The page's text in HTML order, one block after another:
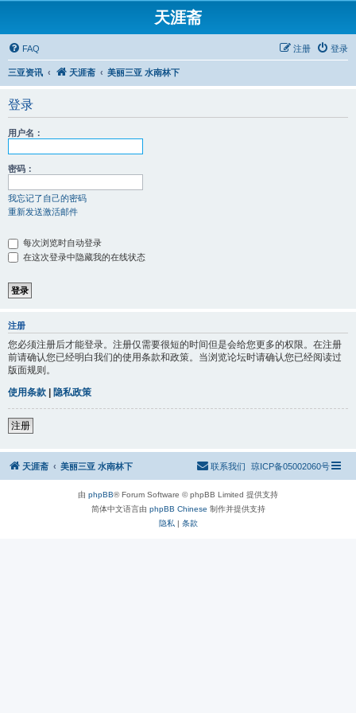
天涯斋
FAQ 登录
注册
三亚资讯 天涯斋 美丽三亚 水南林下
登录
用户名：
密码：
我忘记了自己的密码
重新发送激活邮件
每次浏览时自动登录
在这次登录中隐藏我的在线状态
注册
您必须注册后才能登录。注册仅需要很短的时间但是会给您更多的权限。在注册
前请确认您已经明白我们的使用条款和政策。当浏览论坛时请确认您已经阅读过
版面规则。
使用条款 | 隐私政策
注册
天涯斋 美丽三亚 水南林下 琼ICP备05002060号
联系我们
由 phpBB® Forum Software © phpBB Limited 提供支持
简体中文语言由 phpBB Chinese 制作并提供支持
隐私 | 条款